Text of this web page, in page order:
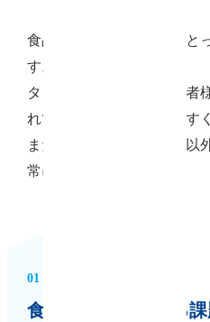
食品タンクは、企業様にと
す。
タンク内は少数のご担当者
れていても見過ごされやす
またその形状から専門家以
常に難しいです。
01
食品タンクに関する